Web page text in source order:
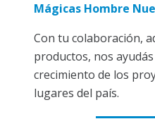
Mágicas Hombre
Con tu colaboración,
productos, nos
crecimiento de los
lugares del país.